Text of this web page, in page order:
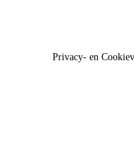
Privacy- en